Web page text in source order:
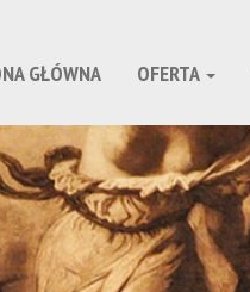
GŁÓWNA OFERTA